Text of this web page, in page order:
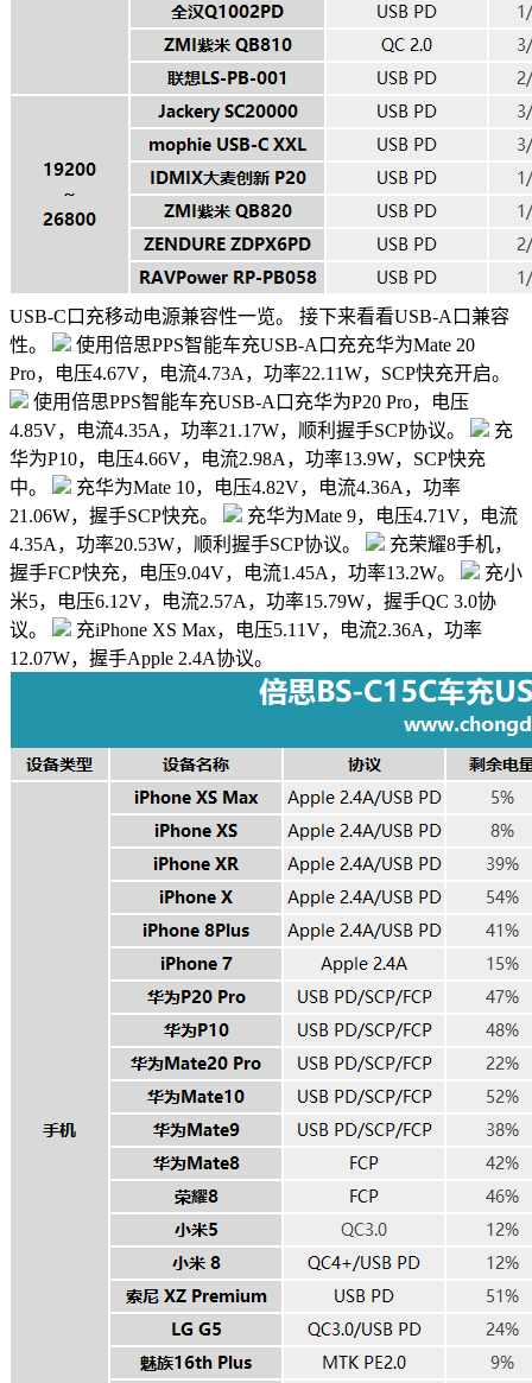
USB-C口充移动电源兼容性一览。 接下来看看USB-A口兼容
性。
使用倍思PPS智能车充USB-A口充充华为Mate 20
Pro，电压4.67V，电流4.73A，功率22.11W，SCP快充开启。
使用倍思PPS智能车充USB-A口充华为P20 Pro，电压
4.85V，电流4.35A，功率21.17W，顺利握手SCP协议。
充
华为P10，电压4.66V，电流2.98A，功率13.9W，SCP快充
中。
充华为Mate 10，电压4.82V，电流4.36A，功率
21.06W，握手SCP快充。
充华为Mate 9，电压4.71V，电流
4.35A，功率20.53W，顺利握手SCP协议。
充荣耀8手机，
握手FCP快充，电压9.04V，电流1.45A，功率13.2W。
充小
米5，电压6.12V，电流2.57A，功率15.79W，握手QC 3.0协
议。
充iPhone XS Max，电压5.11V，电流2.36A，功率
12.07W，握手Apple 2.4A协议。